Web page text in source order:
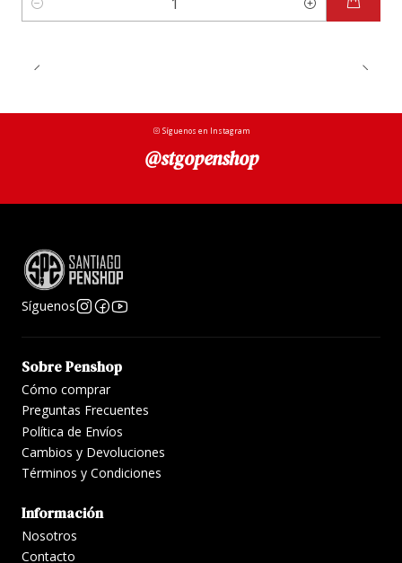
Cantidad
Síguenos en Instagram
@stgopenshop
Síguenos
Sobre Penshop
Cómo comprar
Preguntas Frecuentes
Política de Envíos
Cambios y Devoluciones
Términos y Condiciones
Información
Nosotros
Contacto